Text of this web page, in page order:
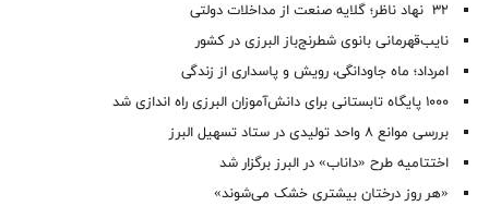
۳۲ نهاد ناظر؛ گلایه صنعت از مداخلات دولتی
نایب‌قهرمانی بانوی شطرنج‌باز البرزی در کشور
امرداد؛ ماه جاودانگی، رویش و پاسداری از زندگی
۱۰۰۰ پایگاه تابستانی برای دانش‌آموزان البرزی راه اندازی شد
بررسی موانع ۸ واحد تولیدی در ستاد تسهیل البرز
اختتامیه طرح «داناب» در البرز برگزار شد
«هر روز درختان بیشتری خشک می‌شوند»